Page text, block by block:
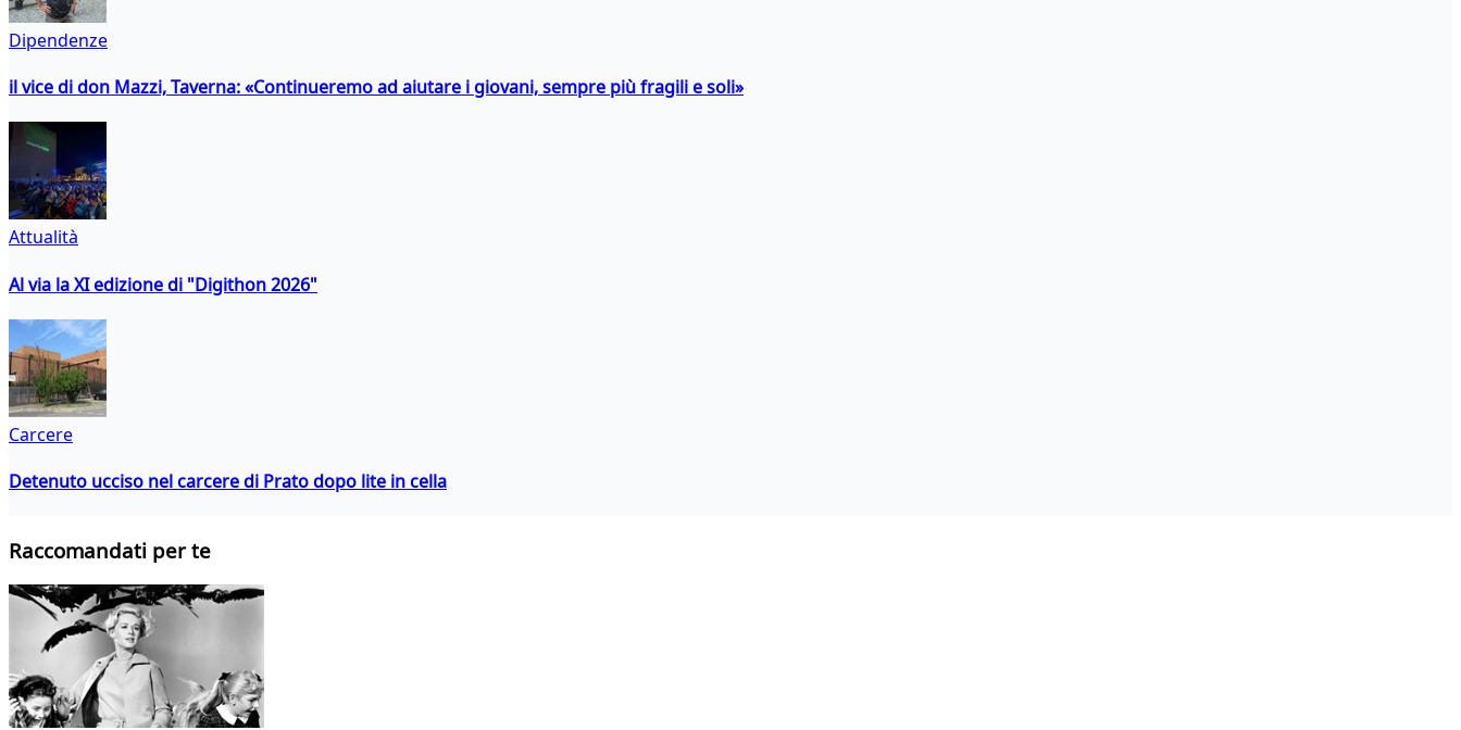
Dipendenze
il vice di don Mazzi, Taverna: «Continueremo ad aiutare i giovani, sempre più fragili e soli»
Attualità
Al via la XI edizione di "Digithon 2026"
Carcere
Detenuto ucciso nel carcere di Prato dopo lite in cella
Raccomandati per te